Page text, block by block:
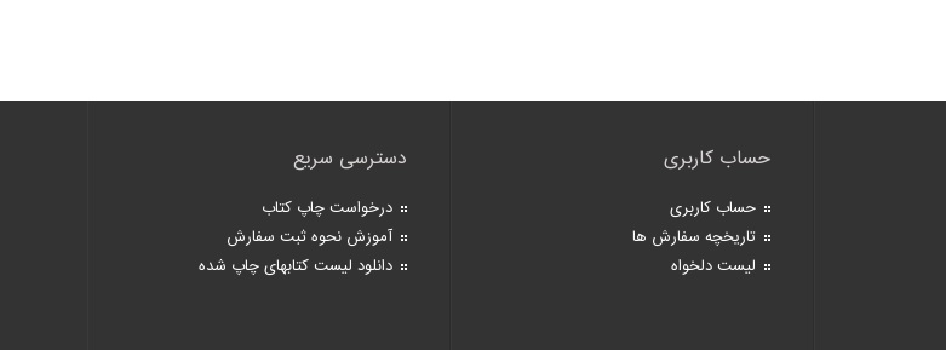
حساب کاربری
حساب کاربری
تاریخچه سفارش ها
لیست دلخواه
دسترسی سریع
درخواست چاپ کتاب
آموزش نحوه ثبت سفارش
دانلود لیست کتابهای چاپ شده